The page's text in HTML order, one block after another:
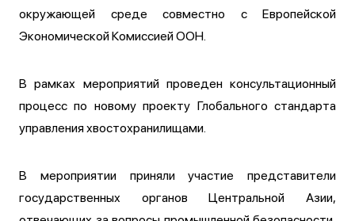
окружающей среде совместно с Европейской
Экономической Комиссией ООН.
В рамках мероприятий проведен консультационный
процесс по новому проекту Глобального стандарта
управления хвостохранилищами.
В мероприятии приняли участие представители
государственных органов Центральной Азии,